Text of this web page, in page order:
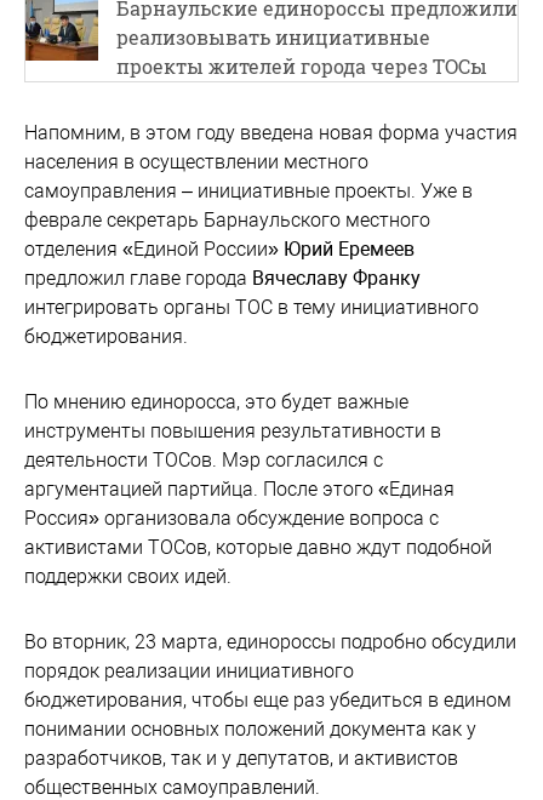
Барнаульские единороссы предложили
реализовывать инициативные
проекты жителей города через ТОСы
Напомним, в этом году введена новая форма участия
населения в осуществлении местного
самоуправления – инициативные проекты. Уже в
феврале секретарь Барнаульского местного
отделения «Единой России» Юрий Еремеев
предложил главе города Вячеславу Франку
интегрировать органы ТОС в тему инициативного
бюджетирования.
По мнению единоросса, это будет важные
инструменты повышения результативности в
деятельности ТОСов. Мэр согласился с
аргументацией партийца. После этого «Единая
Россия» организовала обсуждение вопроса с
активистами ТОСов, которые давно ждут подобной
поддержки своих идей.
Во вторник, 23 марта, единороссы подробно обсудили
порядок реализации инициативного
бюджетирования, чтобы еще раз убедиться в едином
понимании основных положений документа как у
разработчиков, так и у депутатов, и активистов
общественных самоуправлений.